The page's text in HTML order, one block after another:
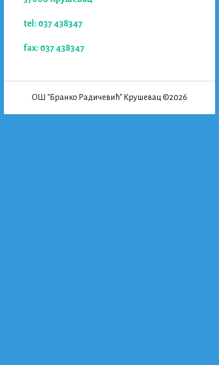
tel: 037 438347
fax: 037 438347
ОШ "Бранко Радичевић" Крушевац ©2026